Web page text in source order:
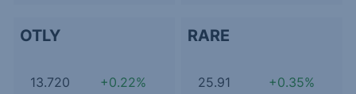
OTLY
13.720 +0.22%
RARE
25.91 +0.35%